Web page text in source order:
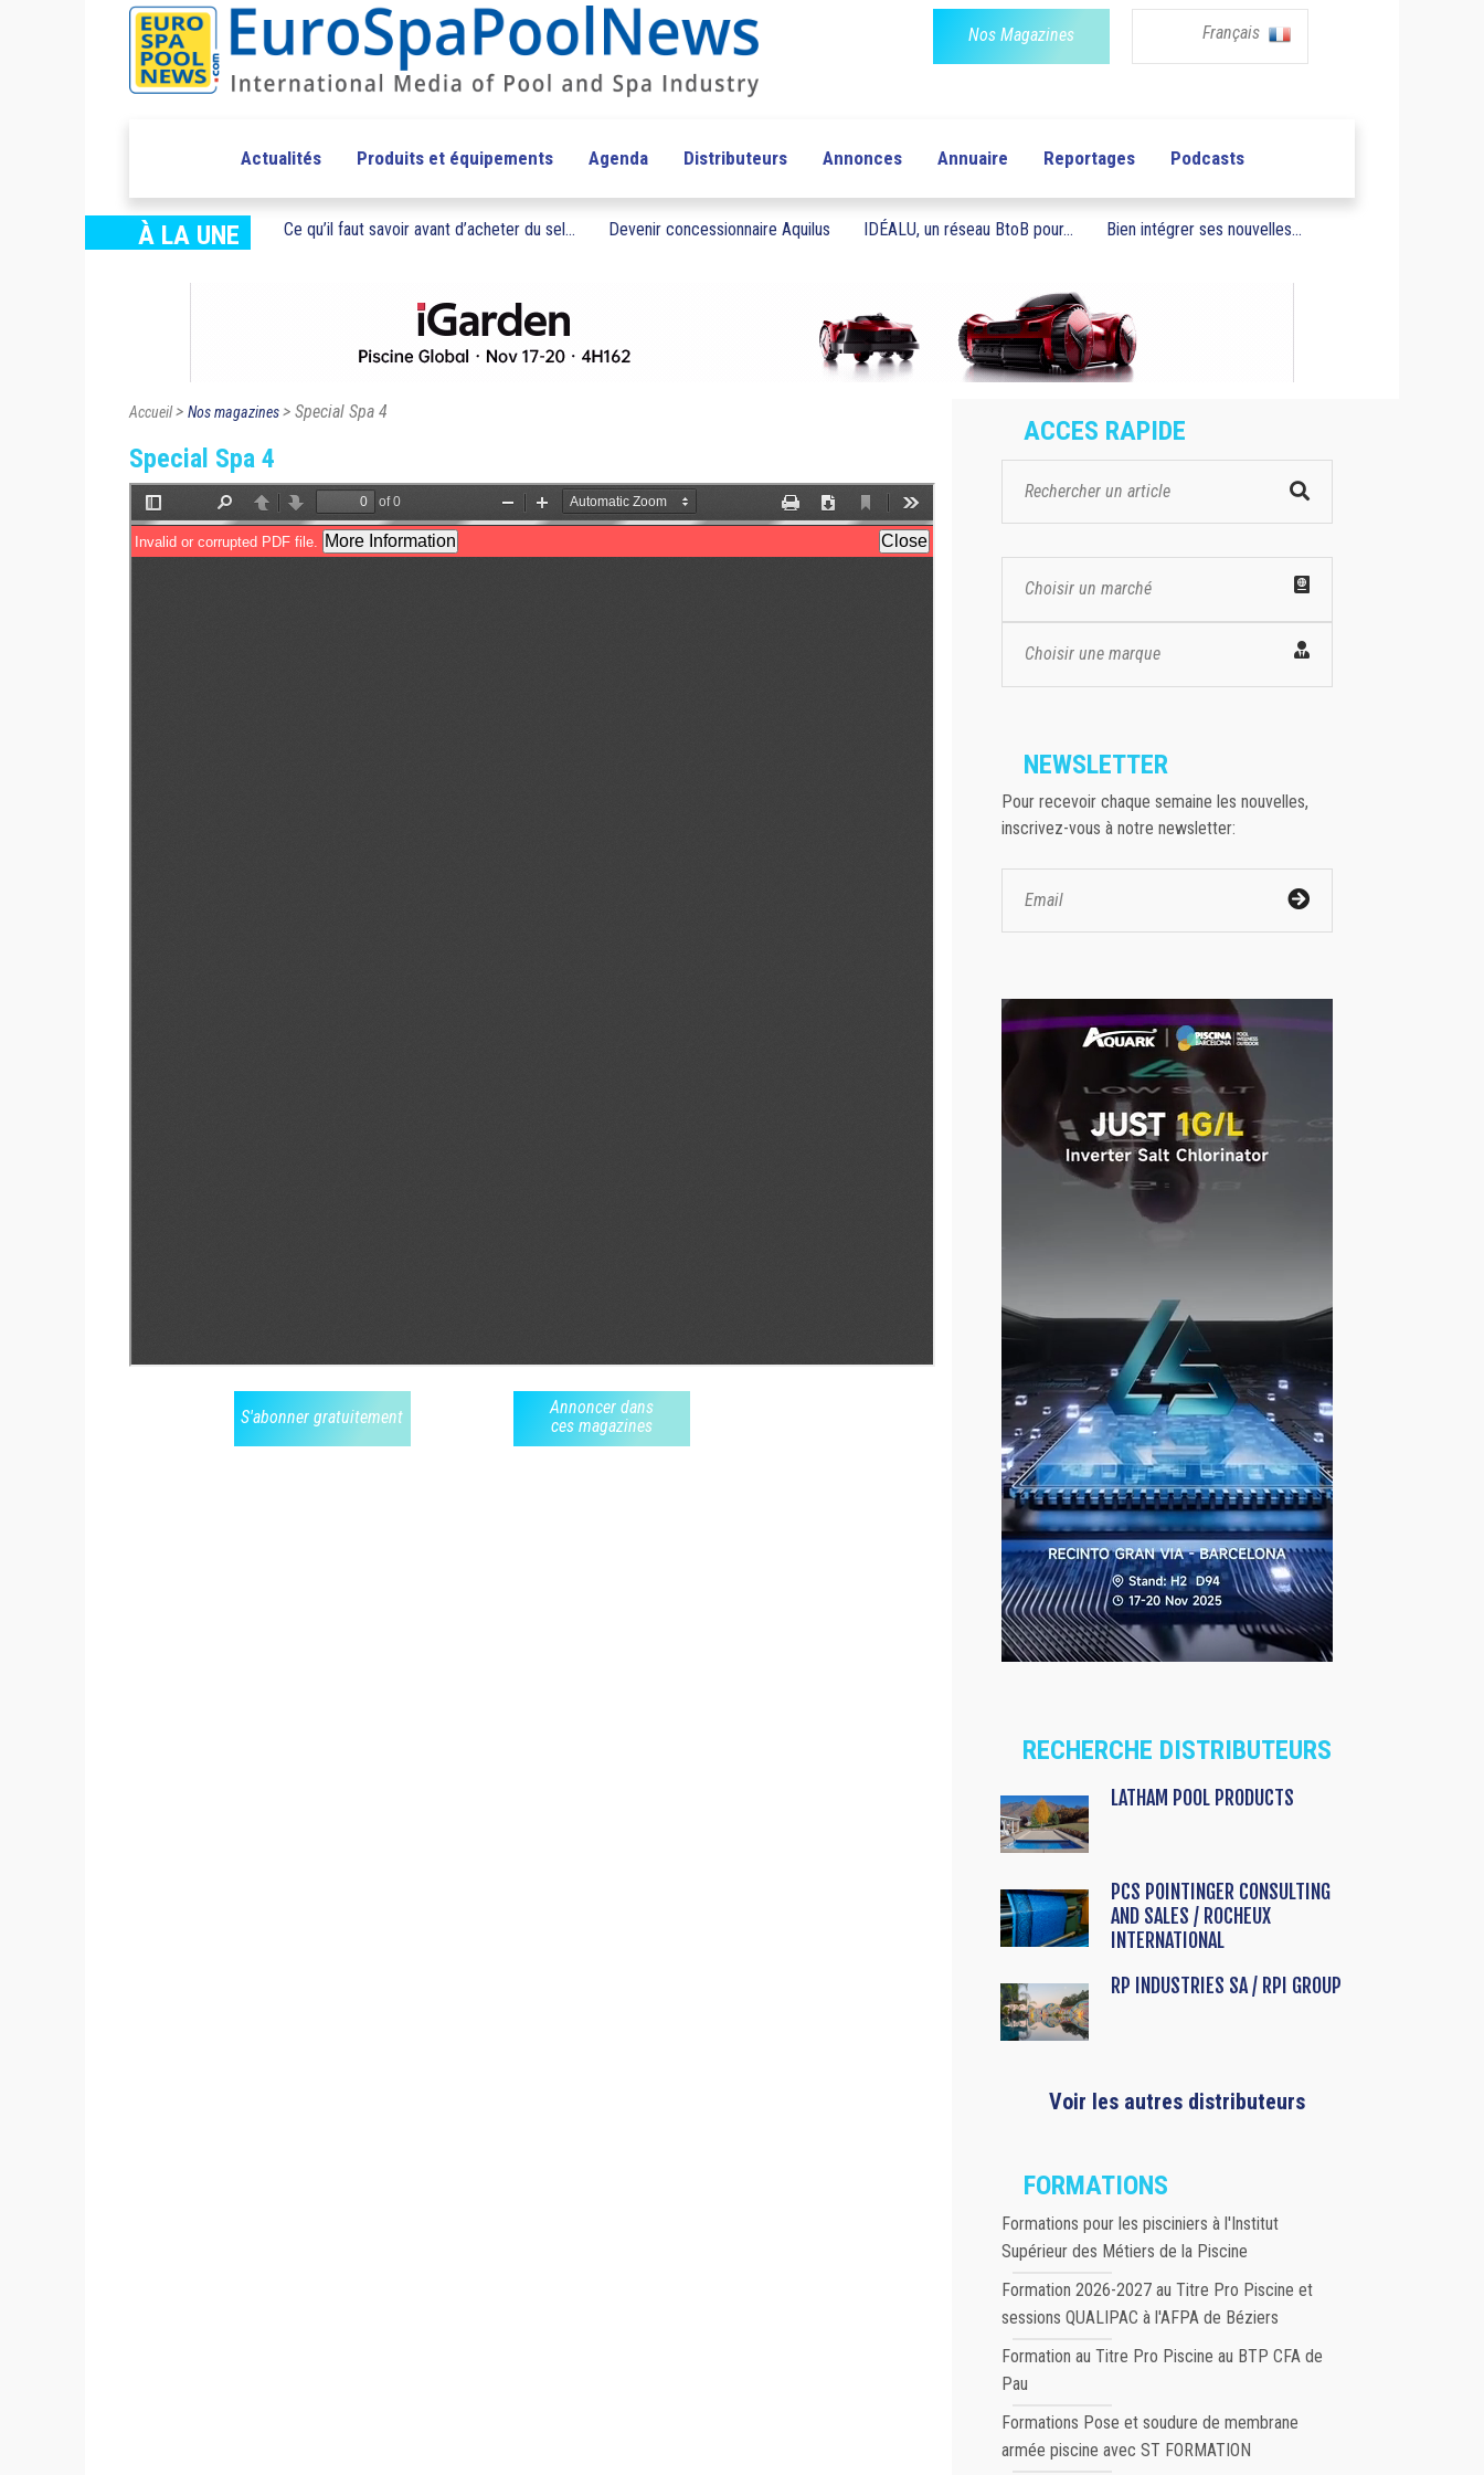
Nos Magazines Français
Actualités Produits et équipements Agenda Distributeurs Annonces Annuaire Reportages Podcasts
À LA UNE Ce qu’il faut savoir avant d’acheter du sel... Devenir concessionnaire Aquilus IDÉALU, un réseau BtoB pour... Bien intégrer ses nouvelles...
Accueil> Nos magazines> Special Spa 4
Special Spa 4
S'abonner gratuitement
Annoncer dans
ces magazines
ACCES RAPIDE
Choisir un marché
Choisir une marque
NEWSLETTER
Pour recevoir chaque semaine les nouvelles,
inscrivez-vous à notre newsletter:
RECHERCHE DISTRIBUTEURS
LATHAM POOL PRODUCTS
PCS POINTINGER CONSULTING
AND SALES / ROCHEUX
INTERNATIONAL
RP INDUSTRIES SA / RPI GROUP
Voir les autres distributeurs
FORMATIONS
Formations pour les pisciniers à l'Institut
Supérieur des Métiers de la Piscine
Formation 2026-2027 au Titre Pro Piscine et
sessions QUALIPAC à l'AFPA de Béziers
Formation au Titre Pro Piscine au BTP CFA de
Pau
Formations Pose et soudure de membrane
armée piscine avec ST FORMATION